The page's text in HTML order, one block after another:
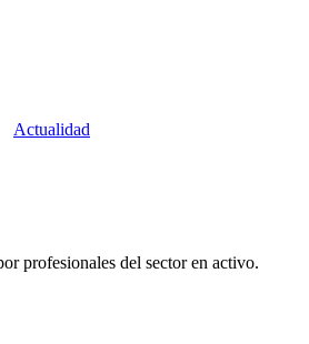
Actualidad
profesionales del sector en activo.